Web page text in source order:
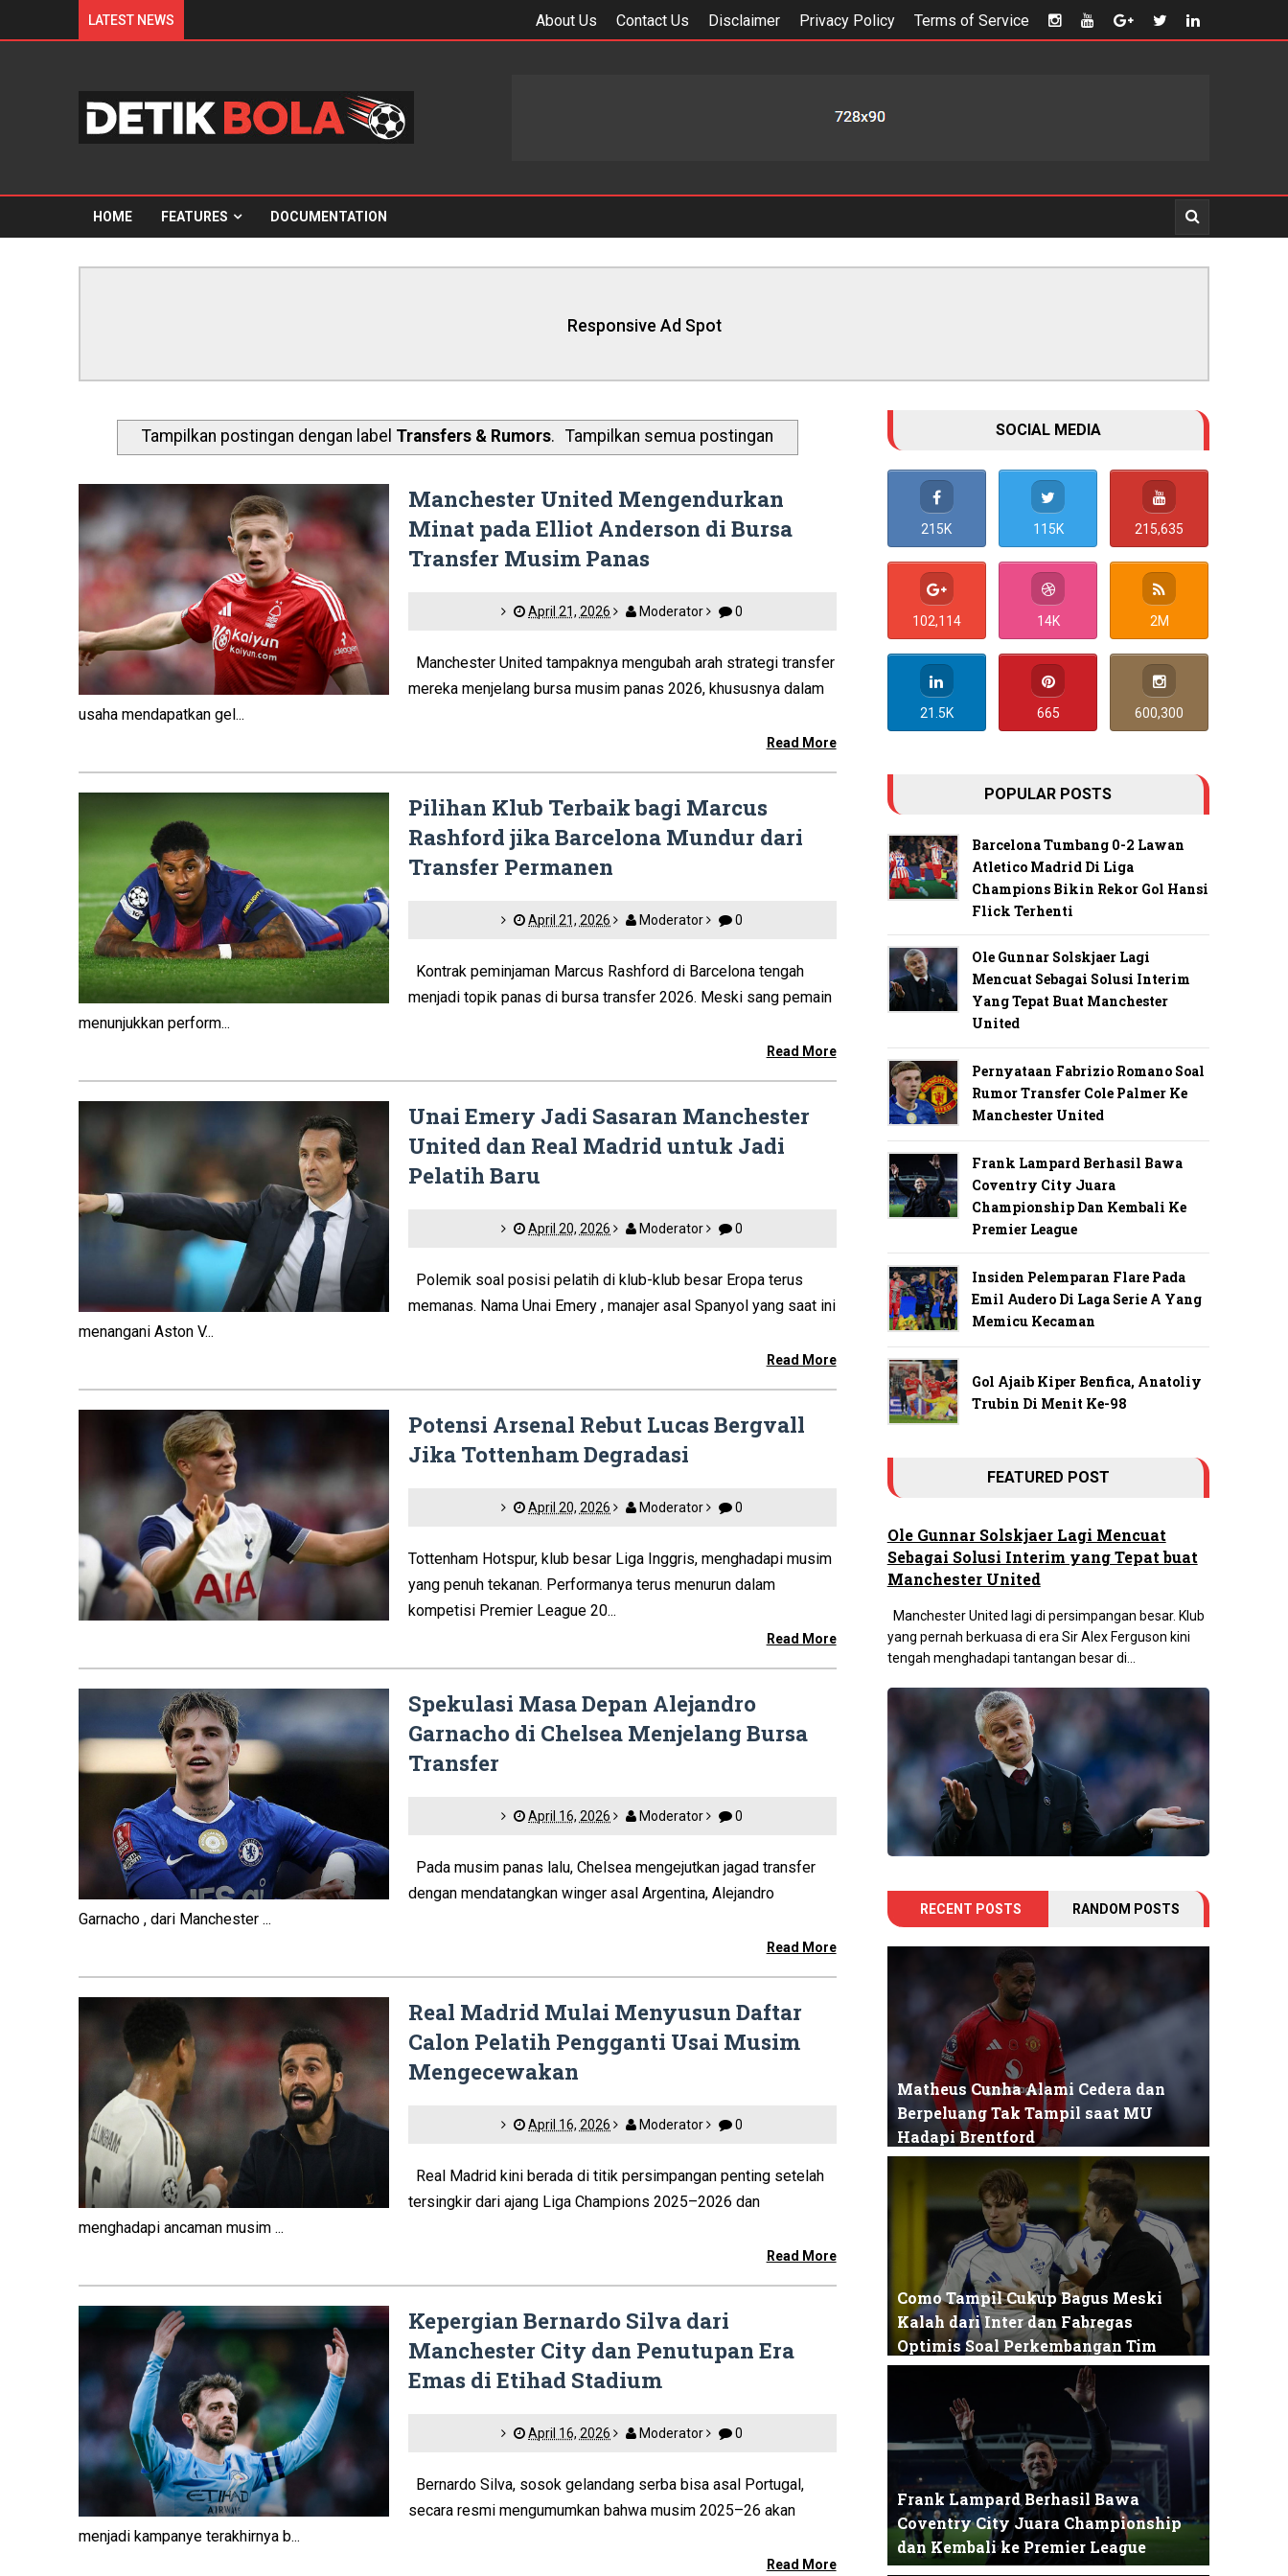
LATEST NEWS About Us Contact Us Disclaimer Privacy Policy Terms of Service
HOME FEATURES DOCUMENTATION
Responsive Ad Spot
Tampilkan postingan dengan label Transfers & Rumors. Tampilkan semua postingan
Manchester United Mengendurkan
Minat pada Elliot Anderson di Bursa
Transfer Musim Panas
April 21, 2026 Moderator 0
Manchester United tampaknya mengubah arah strategi transfer
mereka menjelang bursa musim panas 2026, khususnya dalam
usaha mendapatkan gel...
Read More
Pilihan Klub Terbaik bagi Marcus
Rashford jika Barcelona Mundur dari
Transfer Permanen
April 21, 2026 Moderator 0
Kontrak peminjaman Marcus Rashford di Barcelona tengah
menjadi topik panas di bursa transfer 2026. Meski sang pemain
menunjukkan perform...
Read More
Unai Emery Jadi Sasaran Manchester
United dan Real Madrid untuk Jadi
Pelatih Baru
April 20, 2026 Moderator 0
Polemik soal posisi pelatih di klub-klub besar Eropa terus
memanas. Nama Unai Emery , manajer asal Spanyol yang saat ini
menangani Aston V...
Read More
Potensi Arsenal Rebut Lucas Bergvall
Jika Tottenham Degradasi
April 20, 2026 Moderator 0
Tottenham Hotspur, klub besar Liga Inggris, menghadapi musim
yang penuh tekanan. Performanya terus menurun dalam
kompetisi Premier League 20...
Read More
Spekulasi Masa Depan Alejandro
Garnacho di Chelsea Menjelang Bursa
Transfer
April 16, 2026 Moderator 0
Pada musim panas lalu, Chelsea mengejutkan jagad transfer
dengan mendatangkan winger asal Argentina, Alejandro
Garnacho , dari Manchester ...
Read More
Real Madrid Mulai Menyusun Daftar
Calon Pelatih Pengganti Usai Musim
Mengecewakan
April 16, 2026 Moderator 0
Real Madrid kini berada di titik persimpangan penting setelah
tersingkir dari ajang Liga Champions 2025–2026 dan
menghadapi ancaman musim ...
Read More
Kepergian Bernardo Silva dari
Manchester City dan Penutupan Era
Emas di Etihad Stadium
April 16, 2026 Moderator 0
Bernardo Silva, sosok gelandang serba bisa asal Portugal,
secara resmi mengumumkan bahwa musim 2025–26 akan
menjadi kampanye terakhirnya b...
Read More
SOCIAL MEDIA
215K 115K 215,635
102,114 14K 2M
21.5K 665 600,300
POPULAR POSTS
Barcelona Tumbang 0-2 Lawan
Atletico Madrid Di Liga
Champions Bikin Rekor Gol Hansi
Flick Terhenti
Ole Gunnar Solskjaer Lagi
Mencuat Sebagai Solusi Interim
Yang Tepat Buat Manchester
United
Pernyataan Fabrizio Romano Soal
Rumor Transfer Cole Palmer Ke
Manchester United
Frank Lampard Berhasil Bawa
Coventry City Juara
Championship Dan Kembali Ke
Premier League
Insiden Pelemparan Flare Pada
Emil Audero Di Laga Serie A Yang
Memicu Kecaman
Gol Ajaib Kiper Benfica, Anatoliy
Trubin Di Menit Ke-98
FEATURED POST
Ole Gunnar Solskjaer Lagi Mencuat
Sebagai Solusi Interim yang Tepat buat
Manchester United
Manchester United lagi di persimpangan besar. Klub
yang pernah berkuasa di era Sir Alex Ferguson kini
tengah menghadapi tantangan besar di...
RECENT POSTS RANDOM POSTS
Matheus Cunha Alami Cedera dan
Berpeluang Tak Tampil saat MU
Hadapi Brentford
Matheus Cunha, penyerang andalan Manchester
United, baru-baru ini menghadapi kekhawa...
Como Tampil Cukup Bagus Meski
Kalah dari Inter dan Fabregas
Optimis Soal Perkembangan Tim
Pertandingan semifinal Coppa Italia antara Como
dan Inter Milan menjadi salah satu l...
Frank Lampard Berhasil Bawa
Coventry City Juara Championship
dan Kembali ke Premier League